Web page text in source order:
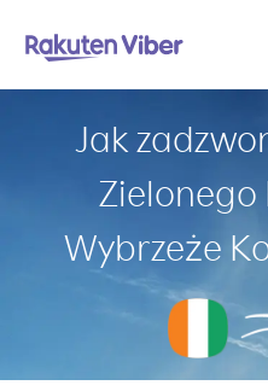
Jak
Zielonego
Wybrzeże